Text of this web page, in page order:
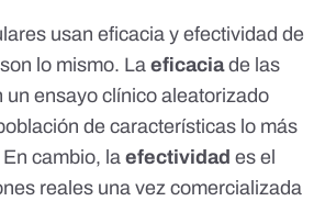
usan eficacia y efectividad de
lo mismo. La eficaciade las
un ensayo clínico aleatorizado
de características lo más
cambio, la efectividad es el
reales una vez comercializada